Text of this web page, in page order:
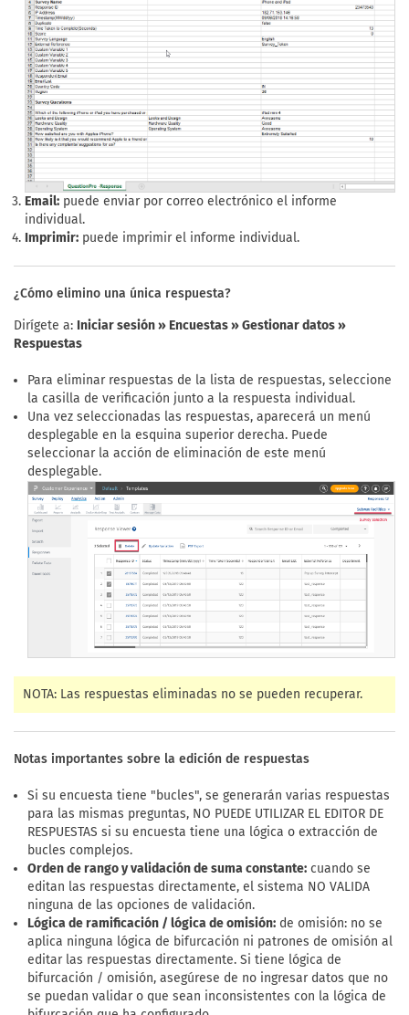
Email: puede enviar por correo electrónico el informe
individual.
Imprimir: puede imprimir el informe individual.
¿Cómo elimino una única respuesta?
Dirígete a: Iniciar sesión » Encuestas » Gestionar datos »
Respuestas
Para eliminar respuestas de la lista de respuestas, seleccione
la casilla de verificación junto a la respuesta individual.
Una vez seleccionadas las respuestas, aparecerá un menú
desplegable en la esquina superior derecha. Puede
seleccionar la acción de eliminación de este menú
desplegable.
NOTA: Las respuestas eliminadas no se pueden recuperar.
Notas importantes sobre la edición de respuestas
Si su encuesta tiene "bucles", se generarán varias respuestas
para las mismas preguntas, NO PUEDE UTILIZAR EL EDITOR DE
RESPUESTAS si su encuesta tiene una lógica o extracción de
bucles complejos.
Orden de rango y validación de suma constante: cuando se
editan las respuestas directamente, el sistema NO VALIDA
ninguna de las opciones de validación.
Lógica de ramificación / lógica de omisión: de omisión: no se
aplica ninguna lógica de bifurcación ni patrones de omisión al
editar las respuestas directamente. Si tiene lógica de
bifurcación / omisión, asegúrese de no ingresar datos que no
se puedan validar o que sean inconsistentes con la lógica de